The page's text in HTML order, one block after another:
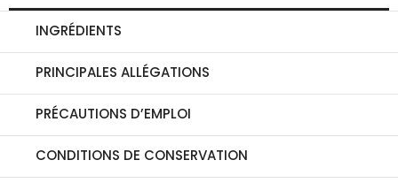
INGRÉDIENTS
PRINCIPALES ALLÉGATIONS
PRÉCAUTIONS D’EMPLOI
CONDITIONS DE CONSERVATION